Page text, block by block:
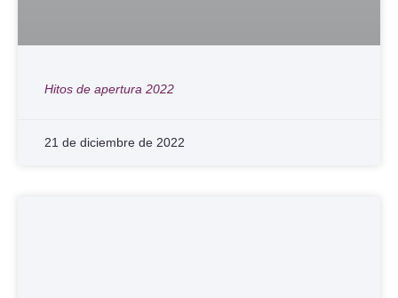
Hitos de apertura 2022
21 de diciembre de 2022